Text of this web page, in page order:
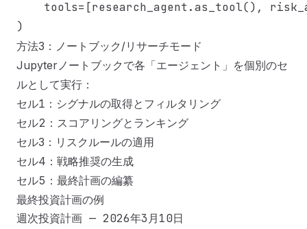
tools=[research_agent.as_tool(),
方法3：ノートブック/リサーチモード
Jupyterノートブックで各「エージェント」を個別のセ
ルとして実行：
セル1：シグナルの取得とフィルタリング
セル2：スコアリングとランキング
セル3：リスクルールの適用
セル4：戦略推奨の生成
セル5：最終計画の編纂
最終投資計画の例
週次投資計画 — 2026年3月10日